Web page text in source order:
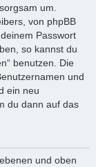
um.
von phpBB
Passwort
so kannst du
benutzen. Die
und
ein neu
du dann auf das
und oben